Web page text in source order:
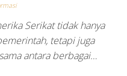
Serikat tidak hanya
tetapi juga
antara berbagai…